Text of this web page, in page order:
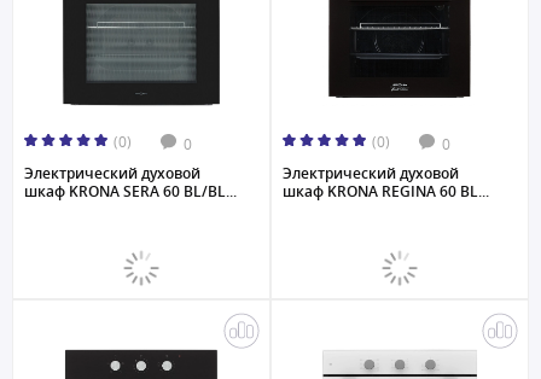
(0) 0
Электрический духовой
шкаф KRONA SERA 60 BL/BL...
(0) 0
Электрический духовой
шкаф KRONA REGINA 60 BL...